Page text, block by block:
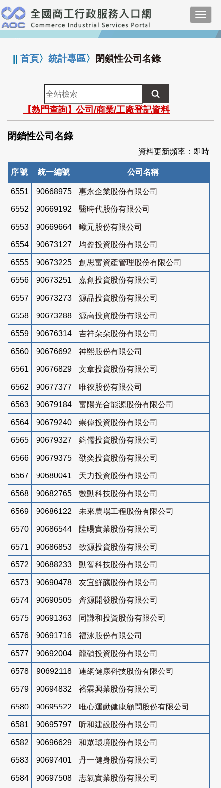
跳
到
主
要
:::
||首頁〉統計專區〉 閉鎖性公司名錄
全
站
檢
索
【熱門查詢】公司/商業/工廠登記資料
閉鎖性公司名錄
資料更新頻率：即時
序號 統一編號 公司名稱
6551 90668975 惠永企業股份有限公司
6552 90669192 醫時代股份有限公司
6553 90669664 曦元股份有限公司
6554 90673127 均盈投資股份有限公司
6555 90673225 創思富資產管理股份有限公司
6556 90673251 嘉創投資股份有限公司
6557 90673273 源品投資股份有限公司
6558 90673288 源高投資股份有限公司
6559 90676314 吉祥朵朵股份有限公司
6560 90676692 神熙股份有限公司
6561 90676829 文章投資股份有限公司
6562 90677377 唯徠股份有限公司
6563 90679184 富陽光合能源股份有限公司
6564 90679240 崇偉投資股份有限公司
6565 90679327 鈞儒投資股份有限公司
6566 90679375 劭奕投資股份有限公司
6567 90680041 天力投資股份有限公司
6568 90682765 數動科技股份有限公司
6569 90686122 未來農場工程股份有限公司
6570 90686544 陞暘實業股份有限公司
6571 90686853 致源投資股份有限公司
6572 90688233 動智科技股份有限公司
6573 90690478 友宜鮮釀股份有限公司
6574 90690505 齊源開發股份有限公司
6575 90691363 同謙和投資股份有限公司
6576 90691716 福泳股份有限公司
6577 90692004 龍碩投資股份有限公司
6578 90692118 連網健康科技股份有限公司
6579 90694832 裕霖興業股份有限公司
6580 90695522 唯心運動健康顧問股份有限公司
6581 90695797 昕和建設股份有限公司
6582 90696629 和眾環境股份有限公司
6583 90697401 丹一健身股份有限公司
6584 90697508 志氣實業股份有限公司